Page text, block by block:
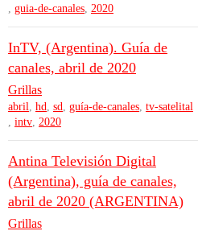
, guia-de-canales, 2020
InTV, (Argentina). Guía de
canales, abril de 2020
Grillas
abril, hd, sd, guía-de-canales, tv-satelital
, intv, 2020
Antina Televisión Digital
(Argentina), guía de canales,
abril de 2020 (ARGENTINA)
Grillas